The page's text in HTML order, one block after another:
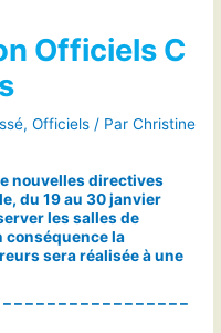
Officiels C
,Officiels / ParChristine
nouvelles directives
du 19 au 30 janvier
les salles de
conséquence la
sera réalisée à une
– – – – – – – – – – – – – – – –